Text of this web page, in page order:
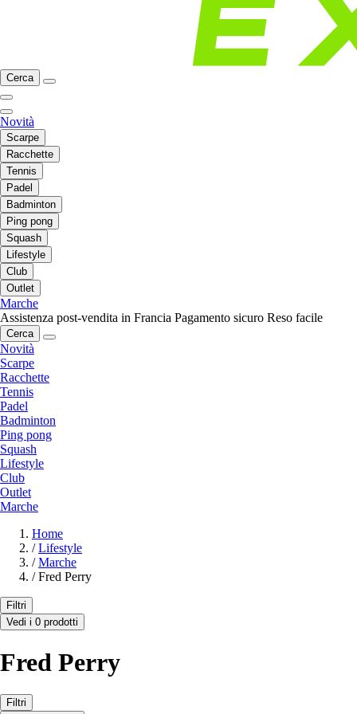
Cerca
Novità
Scarpe
Racchette
Tennis
Padel
Badminton
Ping pong
Squash
Lifestyle
Club
Outlet
Marche
Assistenza post-vendita in Francia Pagamento sicuro Reso facile
Cerca
Novità
Scarpe
Racchette
Tennis
Padel
Badminton
Ping pong
Squash
Lifestyle
Club
Outlet
Marche
Home
/ Lifestyle
/ Marche
/ Fred Perry
Filtri
Vedi i 0 prodotti
Fred Perry
Filtri